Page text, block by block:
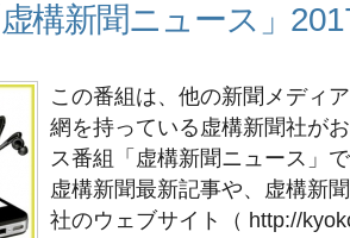
構新聞ニュース」
この番組は、他の新聞メディ
網を持っている虚構新聞社が
ス番組「虚構新聞ニュース」
虚構新聞最新記事や、虚構新
社のウェブサイト（ http://